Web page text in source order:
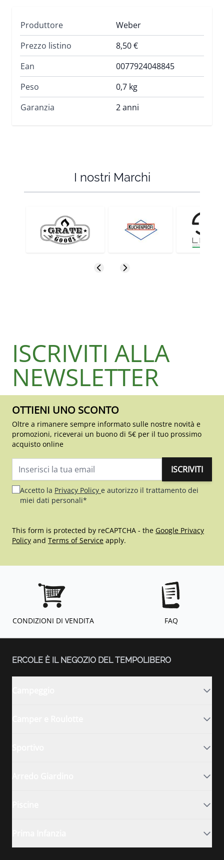
Produttore
Weber
Prezzo listino
8,50 €
Ean
0077924048845
Peso
0,7 kg
Garanzia
2 anni
I nostri Marchi
ISCRIVITI ALLA
NEWSLETTER
OTTIENI UNO SCONTO
Oltre a rimanere sempre informato sulle nostre novità e
promozioni, riceverai un buono di 5€ per il tuo prossimo
acquisto online
ISCRIVITI
Accetto la Privacy Policy e autorizzo il trattamento dei
miei dati personali*
This form is protected by reCAPTCHA - the Google Privacy
Policy and Terms of Service apply.
CONDIZIONI DI VENDITA FAQ
ERCOLE È IL NEGOZIO DEL TEMPOLIBERO